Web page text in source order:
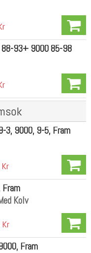
88-93+ 9000 85-98
3, 9000, 9-5, Fram
Kolv
Fram